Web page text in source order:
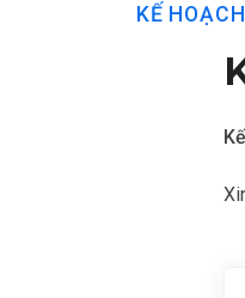
KẾ